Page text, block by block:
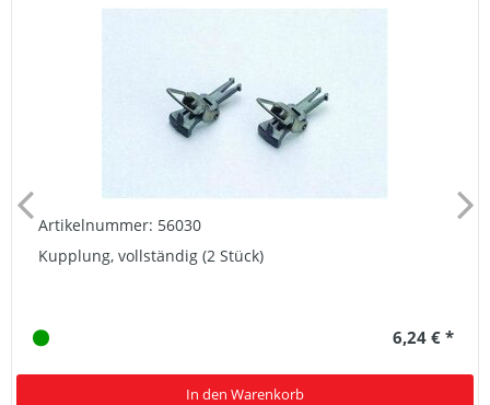
Artikelnummer: 56030
Kupplung, vollständig (2 Stück)
6,24 € *
In den Warenkorb